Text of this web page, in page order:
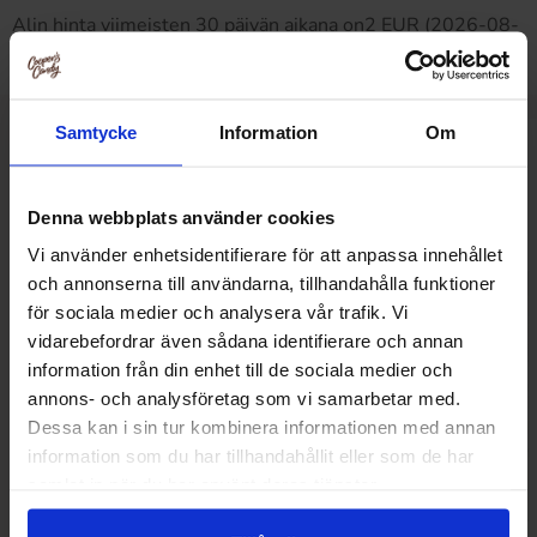
Samtycke Information Om
Denna webbplats använder cookies
Vi använder enhetsidentifierare för att anpassa innehållet
och annonserna till användarna, tillhandahålla funktioner
för sociala medier och analysera vår trafik. Vi
vidarebefordrar även sådana identifierare och annan
information från din enhet till de sociala medier och
annons- och analysföretag som vi samarbetar med.
Dessa kan i sin tur kombinera informationen med annan
information som du har tillhandahållit eller som de har
Alin hinta viimeisten 30 päivän aikana on2 EUR (2026-08-
09 )
Muut pitivät